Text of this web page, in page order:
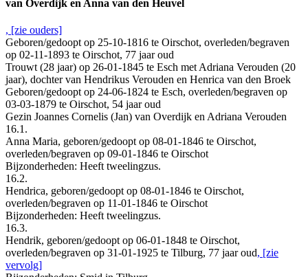
van Overdijk en Anna van den Heuvel
, [zie ouders]
Geboren/gedoopt op 25-10-1816 te Oirschot, overleden/begraven
op 02-11-1893 te Oirschot, 77 jaar oud
Trouwt (28 jaar) op 26-01-1845 te Esch met Adriana Verouden (20
jaar), dochter van Hendrikus Verouden en Henrica van den Broek
Geboren/gedoopt op 24-06-1824 te Esch, overleden/begraven op
03-03-1879 te Oirschot, 54 jaar oud
Gezin Joannes Cornelis (Jan) van Overdijk en Adriana Verouden
16.1.
Anna Maria, geboren/gedoopt op 08-01-1846 te Oirschot,
overleden/begraven op 09-01-1846 te Oirschot
Bijzonderheden: Heeft tweelingzus.
16.2.
Hendrica, geboren/gedoopt op 08-01-1846 te Oirschot,
overleden/begraven op 11-01-1846 te Oirschot
Bijzonderheden: Heeft tweelingzus.
16.3.
Hendrik, geboren/gedoopt op 06-01-1848 te Oirschot,
overleden/begraven op 31-01-1925 te Tilburg, 77 jaar oud, [zie
vervolg]